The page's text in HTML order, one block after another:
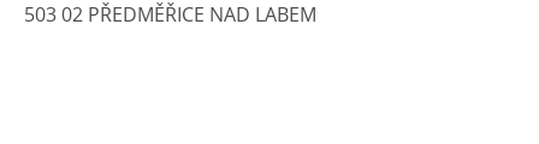
503 02 PŘEDMĚŘICE NAD LABEM